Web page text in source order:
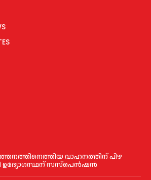
വാഹനത്തിന് പിഴ
ഉദ്യോഗസ്ഥന് സസ്പെൻഷൻ